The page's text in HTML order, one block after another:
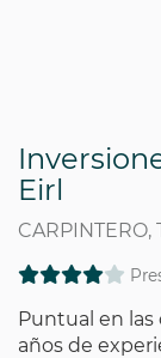
Eirl
CARPINTERO,
Puntual en las
años de